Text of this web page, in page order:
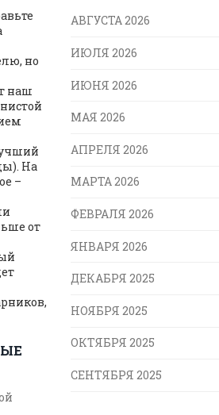
но
наш
На
–
от
АВГУСТА 2026
ИЮЛЯ 2026
ИЮНЯ 2026
МАЯ 2026
АПРЕЛЯ 2026
МАРТА 2026
ФЕВРАЛЯ 2026
ЯНВАРЯ 2026
ДЕКАБРЯ 2025
НОЯБРЯ 2025
ОКТЯБРЯ 2025
СЕНТЯБРЯ 2025